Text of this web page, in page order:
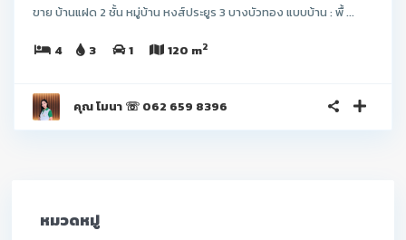
ขาย บ้านแฝด 2 ชั้น หมู่บ้าน หงส์ประยูร 3 บางบัวทอง แบบบ้าน : พื้ ...
4 3 1 120 m2
คุณ โมนา ☏ 062 659 8396
หมวดหมู่